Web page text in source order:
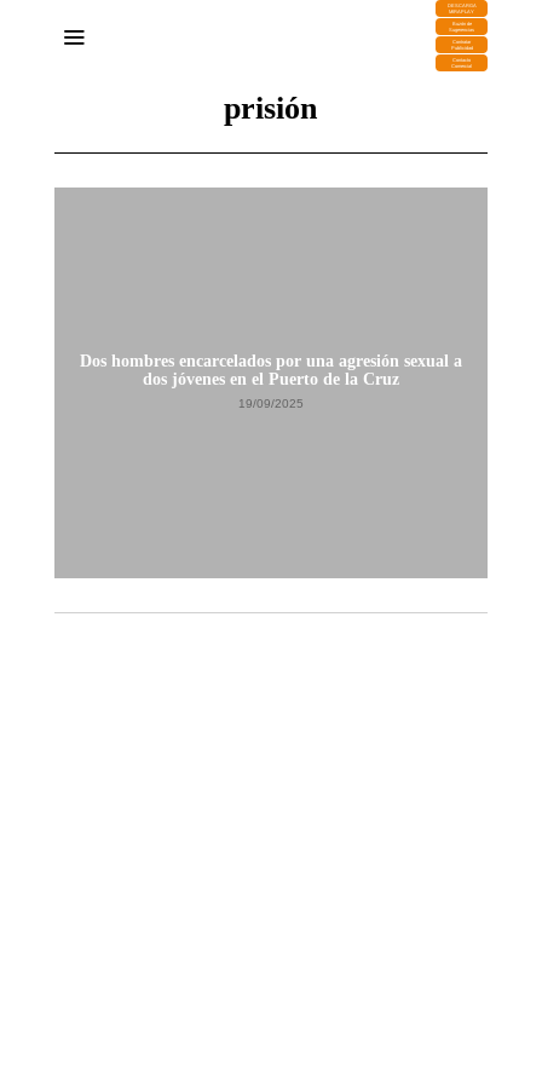
DESCARGA
MIRAPLAY
Buzón de
Sugerencias
Contratar
Publicidad
Contacto
Comercial
prisión
Dos hombres encarcelados por una agresión sexual a
dos jóvenes en el Puerto de la Cruz
19/09/2025